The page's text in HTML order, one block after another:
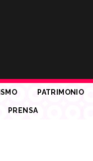
PATRIMONIO
PRENSA